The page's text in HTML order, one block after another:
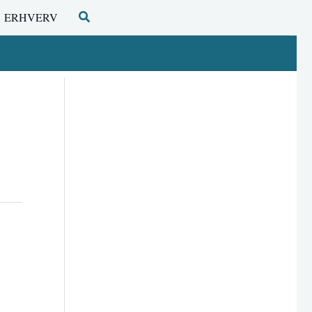
ERHVERV Søg